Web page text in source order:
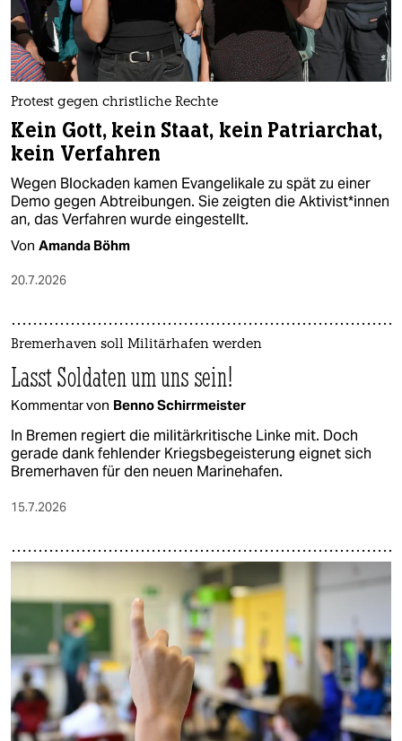
Protest gegen christliche Rechte
Kein Gott, kein Staat, kein Patriarchat,
kein Verfahren
Wegen Blockaden kamen Evangelikale zu spät zu einer
Demo gegen Abtreibungen. Sie zeigten die Ak­ti­vis­t*in­nen
an, das Verfahren wurde eingestellt.
Von Amanda Böhm
20.7.2026
Bremerhaven soll Militärhafen werden
Lasst Soldaten um uns sein!
Kommentar von Benno Schirrmeister
In Bremen regiert die militärkritische Linke mit. Doch
gerade dank fehlender Kriegsbegeisterung eignet sich
Bremerhaven für den neuen Marinehafen.
15.7.2026